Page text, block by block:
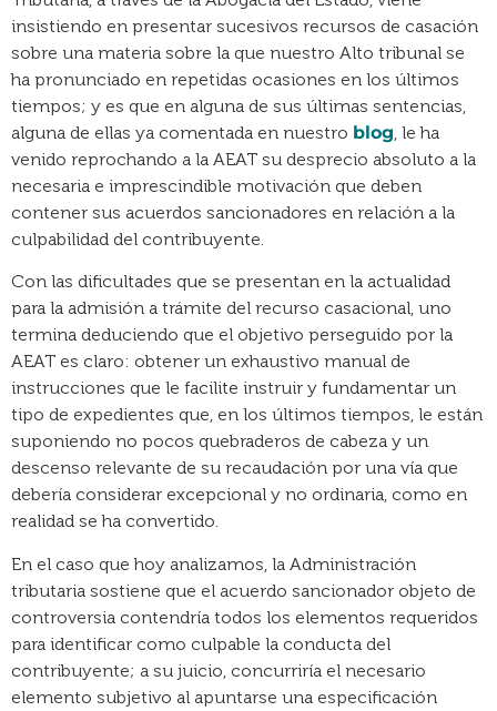
insistiendo en presentar sucesivos recursos de casación
sobre una materia sobre la que nuestro Alto tribunal se
ha pronunciado en repetidas ocasiones en los últimos
tiempos; y es que en alguna de sus últimas sentencias,
alguna de ellas ya comentada en nuestro blog , le ha
venido reprochando a la AEAT su desprecio absoluto a la
necesaria e imprescindible motivación que deben
contener sus acuerdos sancionadores en relación a la
culpabilidad del contribuyente.
Con las dificultades que se presentan en la actualidad
para la admisión a trámite del recurso casacional, uno
termina deduciendo que el objetivo perseguido por la
AEAT es claro: obtener un exhaustivo manual de
instrucciones que le facilite instruir y fundamentar un
tipo de expedientes que, en los últimos tiempos, le están
suponiendo no pocos quebraderos de cabeza y un
descenso relevante de su recaudación por una vía que
debería considerar excepcional y no ordinaria, como en
realidad se ha convertido.
En el caso que hoy analizamos, la Administración
tributaria sostiene que el acuerdo sancionador objeto de
controversia contendría todos los elementos requeridos
para identificar como culpable la conducta del
contribuyente; a su juicio, concurriría el necesario
elemento subjetivo al apuntarse una especificación